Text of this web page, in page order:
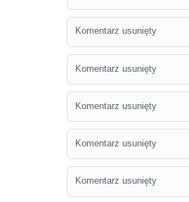
Komentarz usunięty
Komentarz usunięty
Komentarz usunięty
Komentarz usunięty
Komentarz usunięty